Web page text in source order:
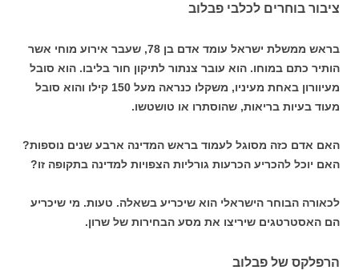
ציבור בוחרים לכלבי פבלוב
בראש ממשלת ישראל עומד אדם בן 78, שעבר אירוע מוחי אשר
הותיר כתם במוחו. הוא עובר צנתור לתיקון חור בליבו. הוא סובל
מעיוורון באחת מעיניו, משקלו כנראה מעל 150 קילו והוא סובל
מעוד בעיות בריאות, שהוסתרו או טושטשו.
האם אדם כזה מסוגל לעמוד בראש המדינה ארבע שנים נוספות?
האם יוכל להכריע הכרעות גורליות הצפויות למדינה בתקופה זו?
לכאורה הבוחר הישראלי הוא שיכריע בשאלה. טעות. מי שיכריע
הם האסטרטגים שיריצו את מסע הבחירות של שרון.
הרפלקס של פבלוב